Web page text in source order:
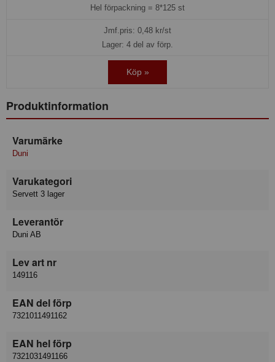
Hel förpackning = 8*125 st
Jmf.pris: 0,48 kr/st
Lager: 4 del av förp.
Köp »
Produktinformation
Varumärke
Duni
Varukategori
Servett 3 lager
Leverantör
Duni AB
Lev art nr
149116
EAN del förp
7321011491162
EAN hel förp
7321031491166